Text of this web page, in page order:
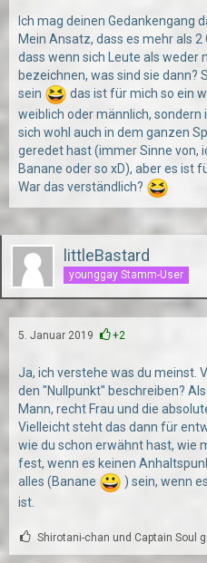
Ich mag deinen Gedankengang
Mein Ansatz, dass es mehr als
dass wenn sich Leute als weder
bezeichnen, was sind sie dann?
sein
das ist für mich so ein
weiblich oder männlich, sondern
sich wohl auch in dem ganzen
geredet hast (immer Sinne von,
Banane oder so xD), aber es ist
War das verständlich?
littleBastard
younggay Stamm-User
5. Januar 2019 +2
Ja, ich verstehe was du meinst.
den "Nullpunkt" beschreiben?
Mann, recht Frau und die
Vielleicht steht das dann für
wie du schon erwähnt hast, wie
fest, wenn es keinen
alles (Banane
) sein, wenn
ist.
Shirotani-chan und Captain Soul